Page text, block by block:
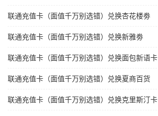
联通充值卡（面值千万别选错）兑换杏花楼劵
联通充值卡（面值千万别选错）兑换新雅劵
联通充值卡（面值千万别选错）兑换面包新语卡
联通充值卡（面值千万别选错）兑换夏商百货
联通充值卡（面值千万别选错）兑换克里斯汀卡